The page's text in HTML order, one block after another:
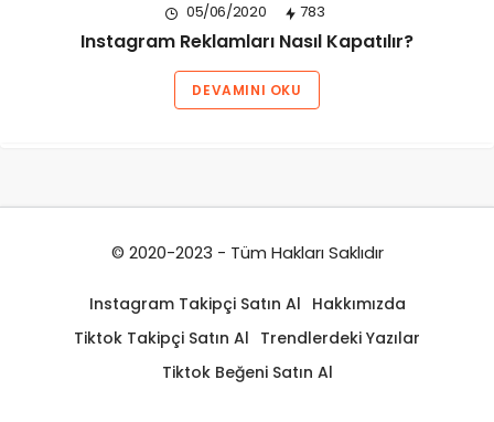
05/06/2020 783
Instagram Reklamları Nasıl Kapatılır?
DEVAMINI OKU
© 2020-2023 - Tüm Hakları Saklıdır
Instagram Takipçi Satın Al Hakkımızda
Tiktok Takipçi Satın Al Trendlerdeki Yazılar
Tiktok Beğeni Satın Al